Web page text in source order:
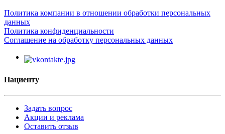
Политика компании в отношении обработки персональных
данных
Политика конфиденциальности
Соглашение на обработку персональных данных
Пациенту
Задать вопрос
Акции и реклама
Оставить отзыв